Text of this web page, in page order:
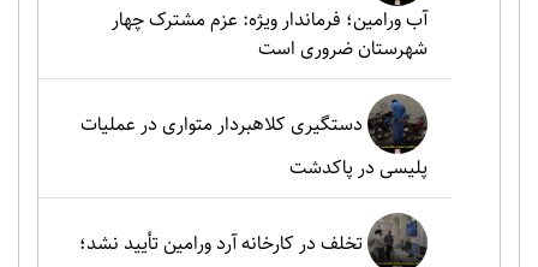
آب ورامین؛ فرماندار ویژه: عزم مشترک چهار
شهرستان ضروری است
دستگیری کلاهبردار متواری در عملیات
پلیسی در پاکدشت
تخلف در کارخانه آرد ورامین تأیید نشد؛